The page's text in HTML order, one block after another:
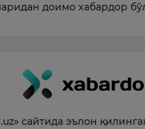
доимо хабардор
сайтида эълон